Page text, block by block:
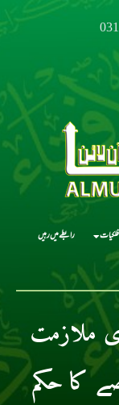
فلکیات رابطے میں رہیں
ملازمت
کا حکم